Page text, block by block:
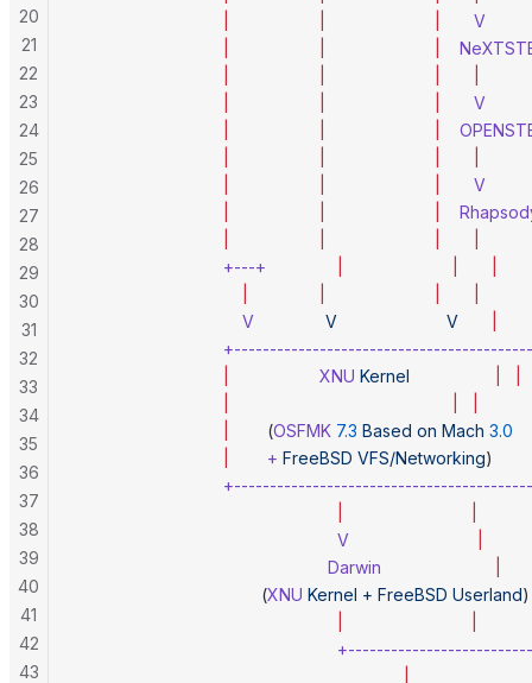
       V
       V
       V
                               +---+
                                   V
               V
                       V
                   XNU
Kernel
        (
OSFMK 7.3 Based on Mach 3.0
        +
FreeBSD VFS/Networking
                                                       V
                                                     Darwin
                                       (
XNU Kernel + FreeBSD Userland
20
21
22
23
24
25
26
27
28
29
30
31
32
33
34
35
36
37
38
39
40
41
42
43